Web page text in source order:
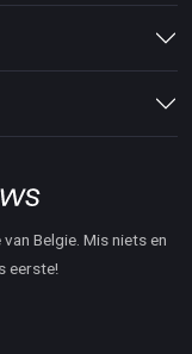
Belgie. Mis niets en
eerste!